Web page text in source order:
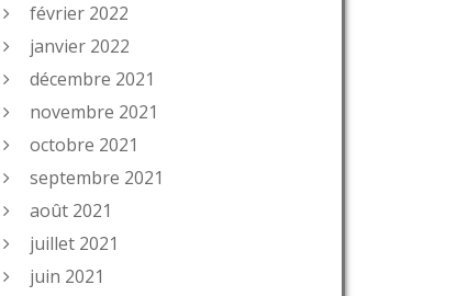
février 2022
janvier 2022
décembre 2021
novembre 2021
octobre 2021
septembre 2021
août 2021
juillet 2021
juin 2021